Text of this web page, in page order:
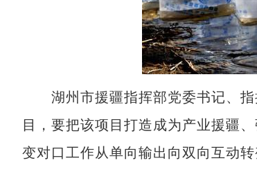
湖州市援疆指挥部党委书记、指
目，要把该项目打造成为产业援疆
变对口工作从单向输出向双向互动